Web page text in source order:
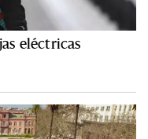
eléctricas